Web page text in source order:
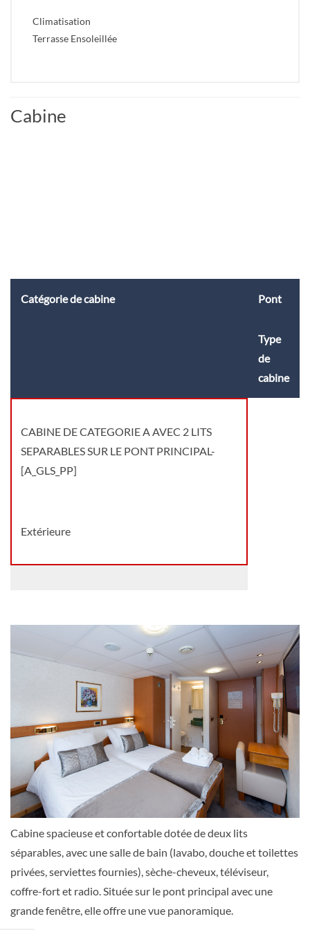
Climatisation
Terrasse Ensoleillée
Cabine
Catégorie de cabine Pont
Type
de
cabine
CABINE DE CATEGORIE A AVEC 2 LITS
SEPARABLES SUR LE PONT PRINCIPAL-
[A_GLS_PP]
Extérieure
CABINE DE CATEGORIE B AVEC 2 LITS
SEPARABLES SUR LE PONT PRINCIPAL-
[B_GLS_PP]
Extérieure
Cabine spacieuse et confortable dotée de deux lits
séparables, avec une salle de bain (lavabo, douche et toilettes
privées, serviettes fournies), sèche-cheveux, téléviseur,
coffre-fort et radio. Située sur le pont principal avec une
grande fenêtre, elle offre une vue panoramique.